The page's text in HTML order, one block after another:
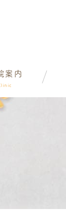
案内